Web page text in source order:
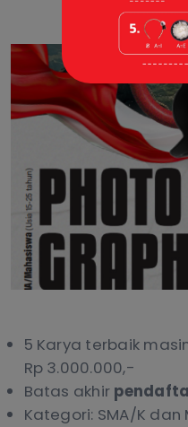
5 Karya terbaik
Rp 3.000.000,-
Batas akhir
Kategori: SMA/K dan